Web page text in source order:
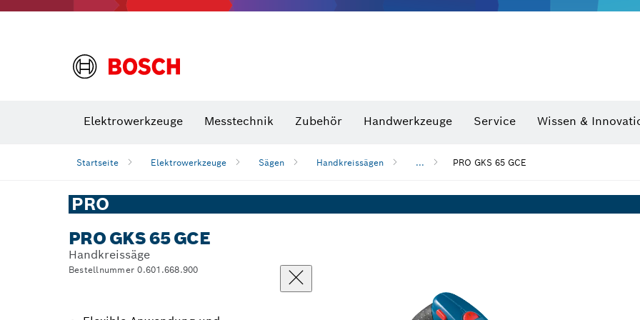
Elektrowerkzeuge Messtechnik Zubehör Handwerkzeuge Service Wissen &
Startseite Elektrowerkzeuge Sägen Handkreissägen ... PRO GKS 65 GCE
PRO
PRO GKS 65 GCE
Handkreissäge
Bestellnummer 0.601.668.900